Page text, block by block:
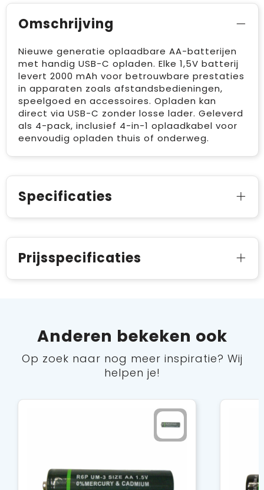
Omschrijving
Nieuwe generatie oplaadbare AA-batterijen
met handig USB-C opladen. Elke 1,5V batterij
levert 2000 mAh voor betrouwbare prestaties
in apparaten zoals afstandsbedieningen,
speelgoed en accessoires. Opladen kan
direct via USB-C zonder losse lader. Geleverd
als 4-pack, inclusief 4-in-1 oplaadkabel voor
eenvoudig opladen thuis of onderweg.
Specificaties
Prijsspecificaties
Anderen bekeken ook
Op zoek naar nog meer inspiratie? Wij
helpen je!